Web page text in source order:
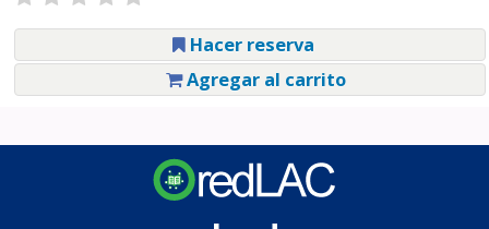
Hacer reserva
Agregar al carrito